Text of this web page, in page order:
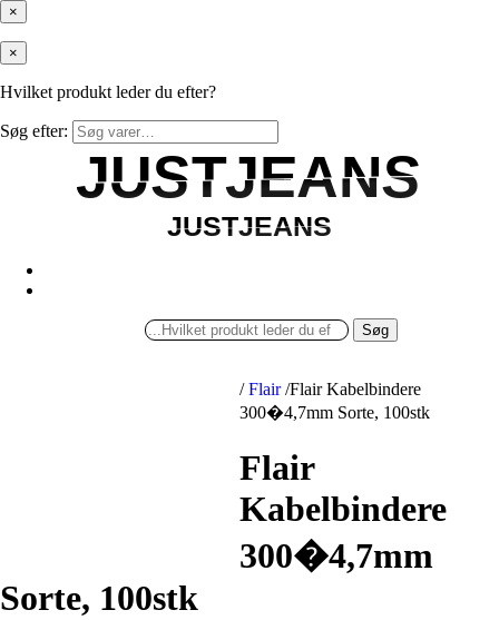
×
×
Hvilket produkt leder du efter?
Søg efter:
JUSTJEANS
JUSTJEANS
JUSTJEANS
JUSTJEANS
Søg
/ Flair /Flair Kabelbindere
300�4,7mm Sorte, 100stk
Flair
Kabelbindere
300�4,7mm
Sorte, 100stk